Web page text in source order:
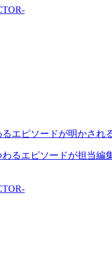
るエピソードが明かさ
わるエピソードが担当